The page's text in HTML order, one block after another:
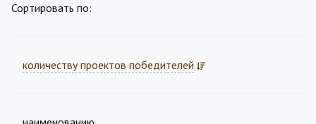
Сортировать по:
количеству проектов победителей